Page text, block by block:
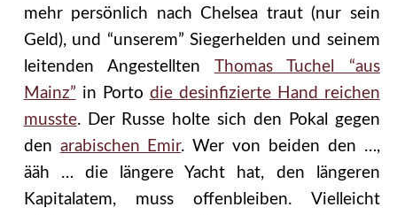
mehr persönlich nach Chelsea traut (nur sein
Geld), und “unserem” Siegerhelden und seinem
leitenden Angestellten Thomas Tuchel “aus
Mainz” in Porto die desinfizierte Hand reichen
musste. Der Russe holte sich den Pokal gegen
den arabischen Emir. Wer von beiden den …,
ääh … die längere Yacht hat, den längeren
Kapitalatem, muss offenbleiben. Vielleicht